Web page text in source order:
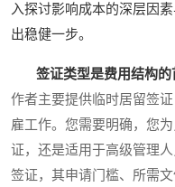
入探讨影响成本的深层因
出稳健一步。
签证类型是费用结构
作者主要提供临时居留签
雇工作。您需要明确，您
证，还是适用于高级管理
签证，其申请门槛、所需